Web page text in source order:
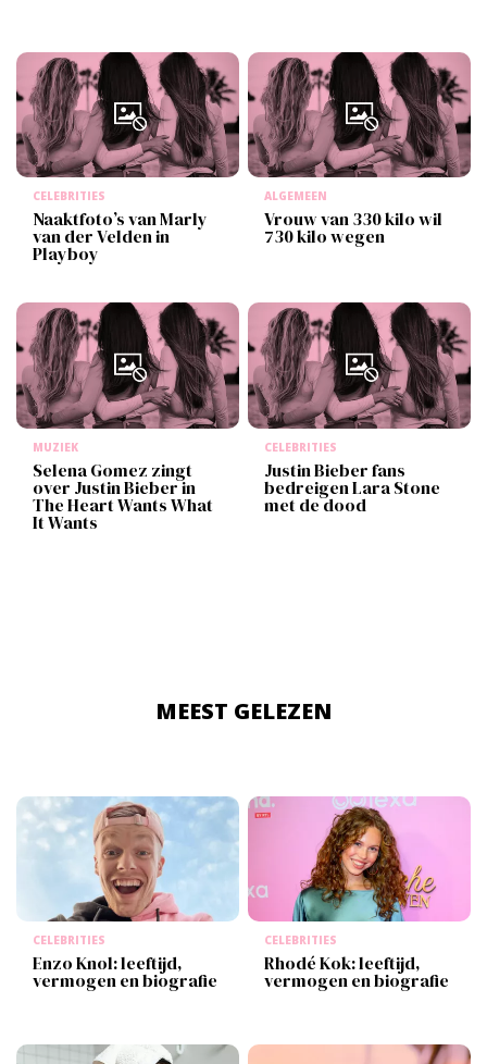
CELEBRITIES
Naaktfoto’s van Marly
van der Velden in
Playboy
ALGEMEEN
Vrouw van 330 kilo wil
730 kilo wegen
MUZIEK
Selena Gomez zingt
over Justin Bieber in
The Heart Wants What
It Wants
CELEBRITIES
Justin Bieber fans
bedreigen Lara Stone
met de dood
MEEST GELEZEN
CELEBRITIES
Enzo Knol: leeftijd,
vermogen en biografie
CELEBRITIES
Rhodé Kok: leeftijd,
vermogen en biografie